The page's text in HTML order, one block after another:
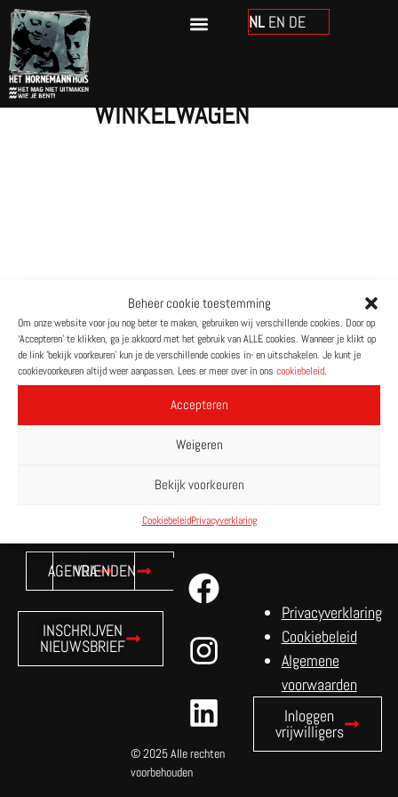
Beheer cookie toestemming
Om onze website voor jou nog beter te maken, gebruiken wij verschillende cookies. Door op
‘Accepteren’ te klikken, ga je akkoord met het gebruik van ALLE cookies. Wanneer je klikt op
de link 'bekijk voorkeuren' kun je de verschillende cookies in- en uitschakelen. Je kunt je
cookievoorkeuren altijd weer aanpassen. Lees er meer over in ons cookiebeleid.
Accepteren
Weigeren
Bekijk voorkeuren
CookiebeleidPrivacyverklaring
de
inhoud
NL EN DE
Winkelwagen
WINKELWAGEN
AGENDAVRIENDEN
INSCHRIJVEN
NIEUWSBRIEF
© 2025 Alle rechten
voorbehouden
Privacyverklaring
Cookiebeleid
Algemene
voorwaarden
Inloggen
vrijwilligers